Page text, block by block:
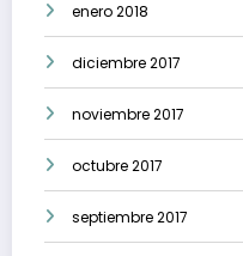
enero 2018
diciembre 2017
noviembre 2017
octubre 2017
septiembre 2017